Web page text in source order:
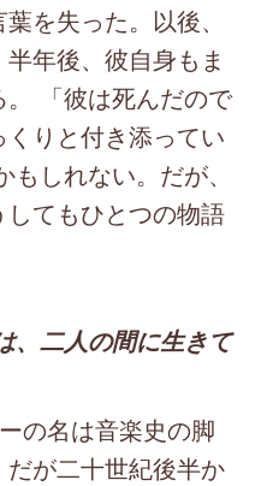
を失った。以後、
年後、彼自身もま
「彼は死んだので
りと付き添ってい
しれない。だが、
てもひとつの物語
二人の間に生きて
の名は音楽史の脚
が二十世紀後半か